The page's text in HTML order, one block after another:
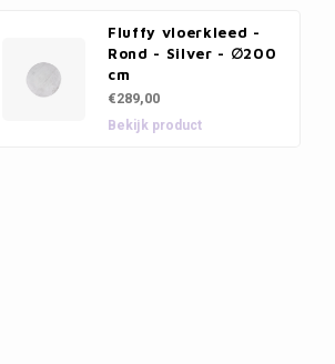
Fluffy vloerkleed -
Rond - Silver - ∅200
cm
€289,00
Bekijk product